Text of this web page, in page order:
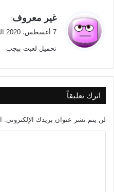
ي
ق
ل
غير معروف:
7 أغسطس، 2020 الساعة 1:30 م
تحميل لعبت ببجب
اترك تعليقاً
لن يتم نشر عنوان بريدك الإلكتروني.